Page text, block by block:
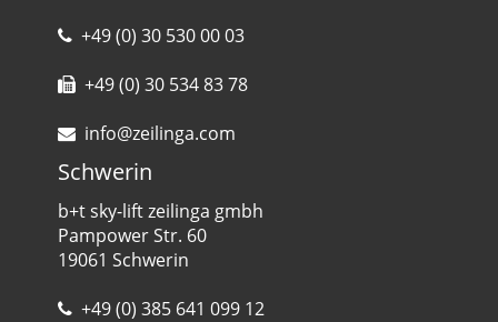
+49 (0) 30 530 00 03
+49 (0) 30 534 83 78
info@zeilinga.com
Schwerin
b+t sky-lift zeilinga gmbh
Pampower Str. 60
19061 Schwerin
+49 (0) 385 641 099 12